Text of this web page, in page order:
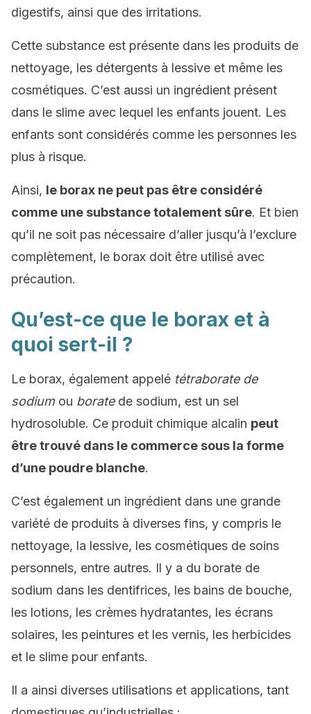
digestifs, ainsi que des irritations.
Cette substance est présente dans les produits de
nettoyage, les détergents à lessive et même les
cosmétiques. C’est aussi un ingrédient présent
dans le slime avec lequel les enfants jouent. Les
enfants sont considérés comme les personnes les
plus à risque.
Ainsi, le borax ne peut pas être considéré
comme une substance totalement sûre. Et bien
qu’il ne soit pas nécessaire d’aller jusqu’à l’exclure
complètement, le borax doit être utilisé avec
précaution.
Qu’est-ce que le borax et à
quoi sert-il ?
Le borax, également appelé tétraborate de
sodium ou boratede sodium, est un sel
hydrosoluble. Ce produit chimique alcalin peut
être trouvé dans le commerce sous la forme
d’une poudre blanche.
C’est également un ingrédient dans une grande
variété de produits à diverses fins, y compris le
nettoyage, la lessive, les cosmétiques de soins
personnels, entre autres. Il y a du borate de
sodium dans les dentifrices, les bains de bouche,
les lotions, les crèmes hydratantes, les écrans
solaires, les peintures et les vernis, les herbicides
et le slime pour enfants.
Il a ainsi diverses utilisations et applications, tant